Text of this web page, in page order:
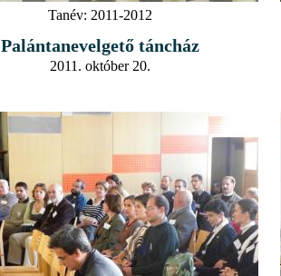
Tanév: 2011-2012
Palántanevelgető táncház
2011. október 20.